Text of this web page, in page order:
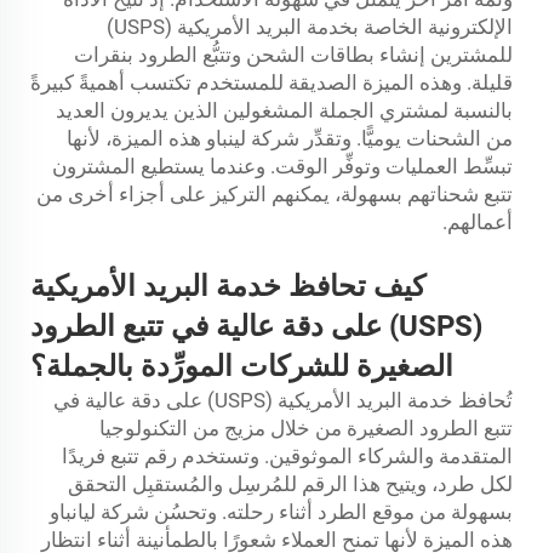
الإلكترونية الخاصة بخدمة البريد الأمريكية (USPS)
للمشترين إنشاء بطاقات الشحن وتتبُّع الطرود بنقرات
قليلة. وهذه الميزة الصديقة للمستخدم تكتسب أهميةً كبيرةً
بالنسبة لمشتري الجملة المشغولين الذين يديرون العديد
من الشحنات يوميًّا. وتقدِّر شركة لينباو هذه الميزة، لأنها
تبسِّط العمليات وتوفِّر الوقت. وعندما يستطيع المشترون
تتبع شحناتهم بسهولة، يمكنهم التركيز على أجزاء أخرى من
أعمالهم.
كيف تحافظ خدمة البريد الأمريكية
(USPS) على دقة عالية في تتبع الطرود
الصغيرة للشركات المورِّدة بالجملة؟
تُحافظ خدمة البريد الأمريكية (USPS) على دقة عالية في
تتبع الطرود الصغيرة من خلال مزيج من التكنولوجيا
المتقدمة والشركاء الموثوقين. وتستخدم رقم تتبع فريدًا
لكل طرد، ويتيح هذا الرقم للمُرسِل والمُستقبِل التحقق
بسهولة من موقع الطرد أثناء رحلته. وتحسُن شركة ليانباو
هذه الميزة لأنها تمنح العملاء شعورًا بالطمأنينة أثناء انتظار